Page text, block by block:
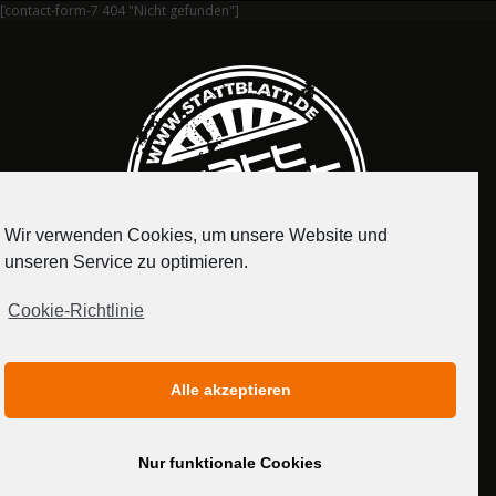
[contact-form-7 404 "Nicht gefunden"]
MEDIADATEN
Wir verwenden Cookies, um unsere Website und
unseren Service zu optimieren.
Cookie-Richtlinie
Alle akzeptieren
Nur funktionale Cookies